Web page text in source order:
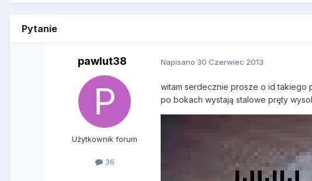
Pytanie
pawlut38
Użytkownik forum
36
Napisano 30 Czerwiec 2013
witam serdecznie prosze o id takiego
po bokach wystają stalowe pręty